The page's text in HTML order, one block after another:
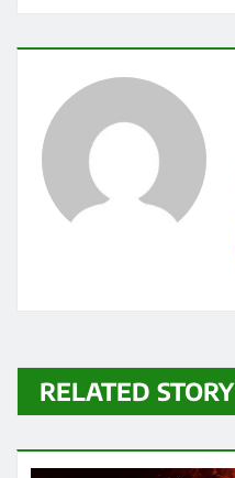
RELATED STORY